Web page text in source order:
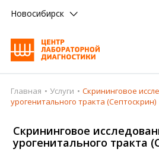
Новосибирск
Главная
Врачи
Главная Услуги
Скрининговое
урогенитального тракта (Септоскрин)
Скрининговое
урогенитального тракта